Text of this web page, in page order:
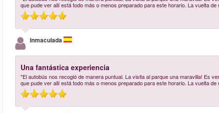
que pude ver allí está todo más o menos preparado para este horario. La vuelta
Inmaculada
Una fantástica experiencia
"El autobús nos recogió de manera puntual. La visita al parque una maravilla! Es
que pude ver allí está todo más o menos preparado para este horario. La vuelta